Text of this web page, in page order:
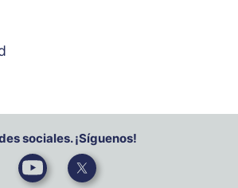
sociales. ¡Síguenos!